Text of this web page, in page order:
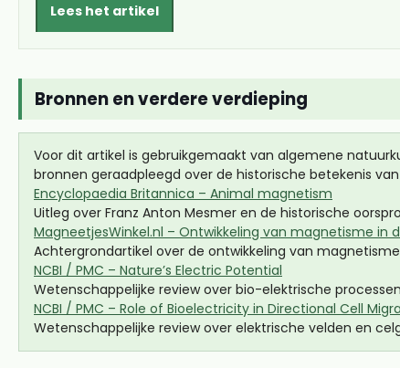
Lees het artikel
Bronnen en verdere verdieping
Voor dit artikel is gebruikgemaakt van algemene
bronnen geraadpleegd over de historische betekenis
Encyclopaedia Britannica – Animal magnetism
Uitleg over Franz Anton Mesmer en de historische
MagneetjesWinkel.nl – Ontwikkeling van magnetisme in
Achtergrondartikel over de ontwikkeling van
NCBI / PMC – Nature’s Electric Potential
Wetenschappelijke review over bio-elektrische
NCBI / PMC – Role of Bioelectricity in Directional Cell
Wetenschappelijke review over elektrische velden en